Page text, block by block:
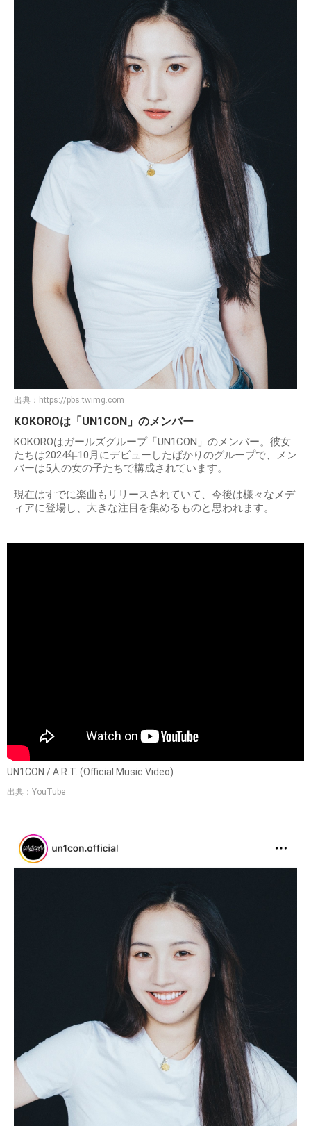
出典： https://pbs.twimg.com
KOKOROは「UN1CON」のメンバー
KOKOROはガールズグループ「UN1CON」のメンバー。彼女
たちは2024年10月にデビューしたばかりのグループで、メン
バーは5人の女の子たちで構成されています。
現在はすでに楽曲もリリースされていて、今後は様々なメデ
ィアに登場し、大きな注目を集めるものと思われます。
UN1CON / A.R.T. (Official Music Video)
出典：YouTube